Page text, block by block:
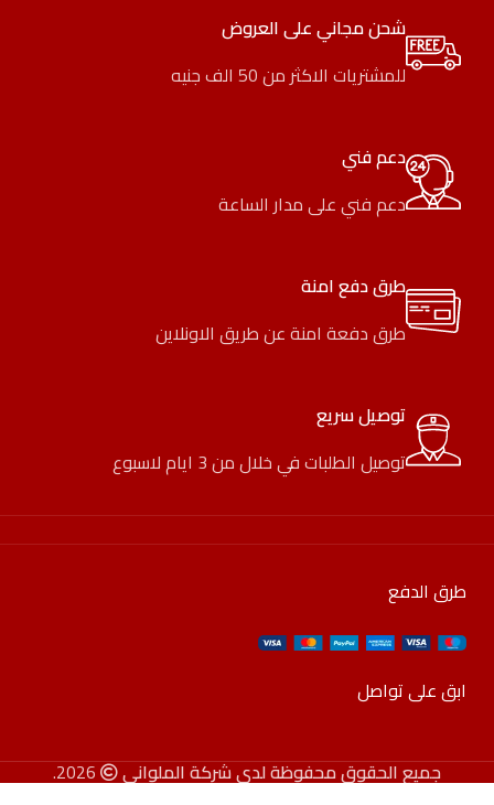
شحن مجاني على العروض
للمشتريات الاكثر من 50 الف جنيه
دعم فني
دعم فني على مدار الساعة
طرق دفع امنة
طرق دفعة امنة عن طريق الاونلاين
توصيل سريع
توصيل الطلبات في خلال من 3 ايام لاسبوع
طرق الدفع
ابق على تواصل
جميع الحقوق محفوظة لدى شركة الملواني 2026.